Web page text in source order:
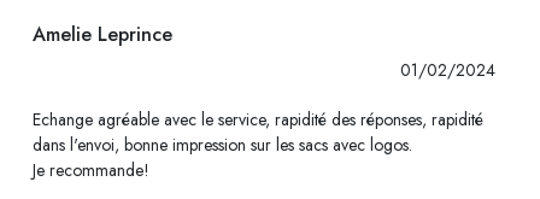
Amelie Leprince
01/02/2024
Echange agréable avec le service, rapidité des réponses, rapidité
dans l'envoi, bonne impression sur les sacs avec logos.
Je recommande!